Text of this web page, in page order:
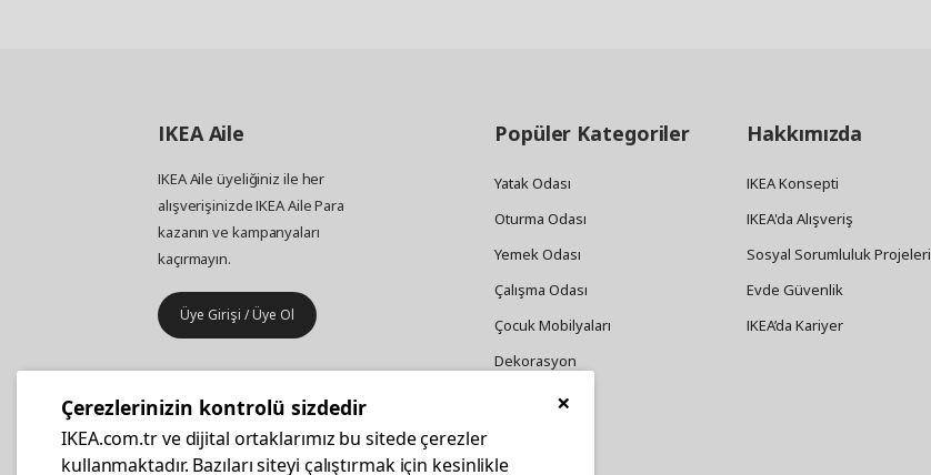
IKEAAile
IKEA Aile üyeliğiniz ile her
alışverişinizde IKEA Aile Para
kazanın ve kampanyaları
kaçırmayın.
Üye Girişi / Üye Ol
İş yeri mobilya ve aksesuar
alışverişleriniz IKEA Kurumsal Kart
Popüler Kategoriler
Yatak Odası
Oturma Odası
Yemek Odası
Çalışma Odası
Çocuk Mobilyaları
Dekorasyon
Züccaciye
Hakkımızda
IKEA Konsepti
IKEA'da Alışveriş
Sosyal Sorumluluk Projeleri
Evde Güvenlik
IKEA’da Kariyer
×
Çerezlerinizin kontrolü sizdedir
IKEA.com.tr ve dijital ortaklarımız bu sitede çerezler
kullanmaktadır. Bazıları siteyi çalıştırmak için kesinlikle